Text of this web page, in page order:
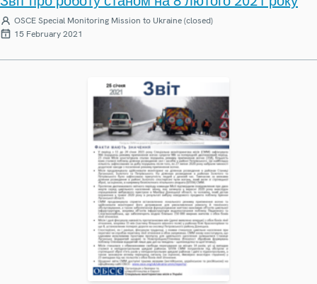
OSCE Special Monitoring Mission to Ukraine (closed)
15 February 2021